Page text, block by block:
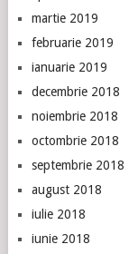
martie 2019
februarie 2019
ianuarie 2019
decembrie 2018
noiembrie 2018
octombrie 2018
septembrie 2018
august 2018
iulie 2018
iunie 2018